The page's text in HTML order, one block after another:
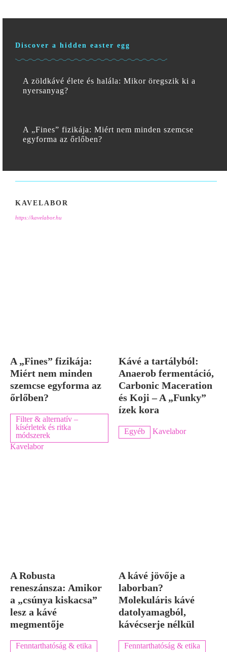
Discover a hidden easter egg
A zöldkávé élete és halála: Mikor öregszik ki a
nyersanyag?
A „Fines” fizikája: Miért nem minden szemcse
egyforma az őrlőben?
KAVELABOR
https://kavelabor.hu
A „Fines” fizikája:
Miért nem minden
szemcse egyforma az
őrlőben?
Filter & alternatív –
kísérletek és ritka
módszerek
Kavelabor
Kávé a tartályból:
Anaerob fermentáció,
Carbonic Maceration
és Koji – A „Funky”
ízek kora
Egyéb Kavelabor
A Robusta
reneszánsza: Amikor
a „csúnya kiskacsa”
lesz a kávé
megmentője
Fenntarthatóság & etika
A kávé jövője a
laborban?
Molekuláris kávé
datolyamagból,
kávécserje nélkül
Fenntarthatóság & etika